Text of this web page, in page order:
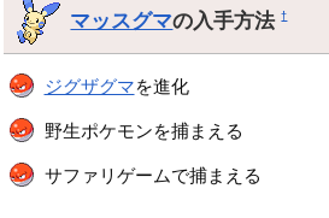
マッスグマの入手方法†
ジグザグマを進化
野生ポケモンを捕まえる
サファリゲームで捕まえる